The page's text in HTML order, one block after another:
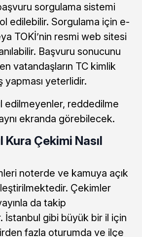
sorgulama sistemi
edilebilir. Sorgulama için e-
TOKİ’nin resmi web sitesi
Başvuru sonucunu
vatandaşların TC kimlik
yapması yeterlidir.
edilmeyenler, reddedilme
ekranda görebilecek.
Kura Çekimi Nasıl
noterde ve kamuya açık
Çekimler
da takip
İstanbul gibi büyük bir il için
fazla oturumda ve ilçe